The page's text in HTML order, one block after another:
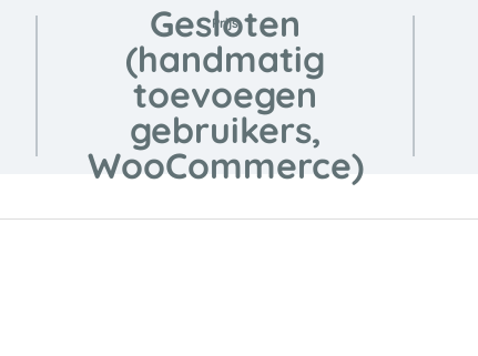
Prijs
Gesloten
(handmatig
toevoegen
gebruikers,
WooCommerce)